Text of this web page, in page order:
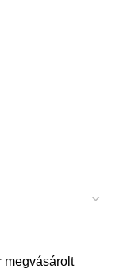
megvásárolt